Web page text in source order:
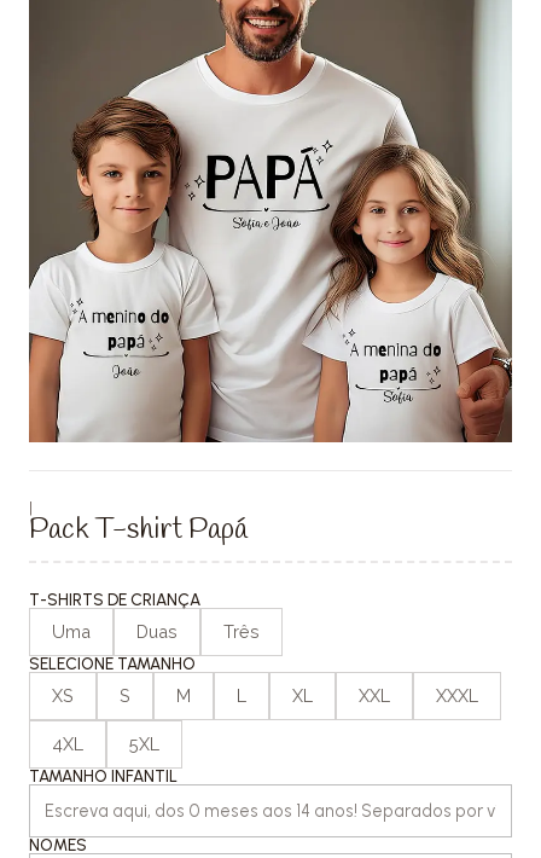
|
Pack T-shirt Papá
T-SHIRTS DE CRIANÇA
Uma Duas Três
SELECIONE TAMANHO
XS S M L XL XXL XXXL
4XL 5XL
TAMANHO INFANTIL
NOMES